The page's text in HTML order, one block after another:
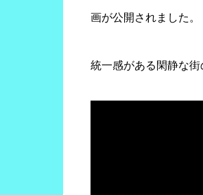
画が公開されました。
統一感がある閑静な街